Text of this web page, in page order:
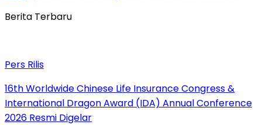
Berita Terbaru
Pers Rilis
16th Worldwide Chinese Life Insurance Congress &
International Dragon Award (IDA) Annual Conference
2026 Resmi Digelar